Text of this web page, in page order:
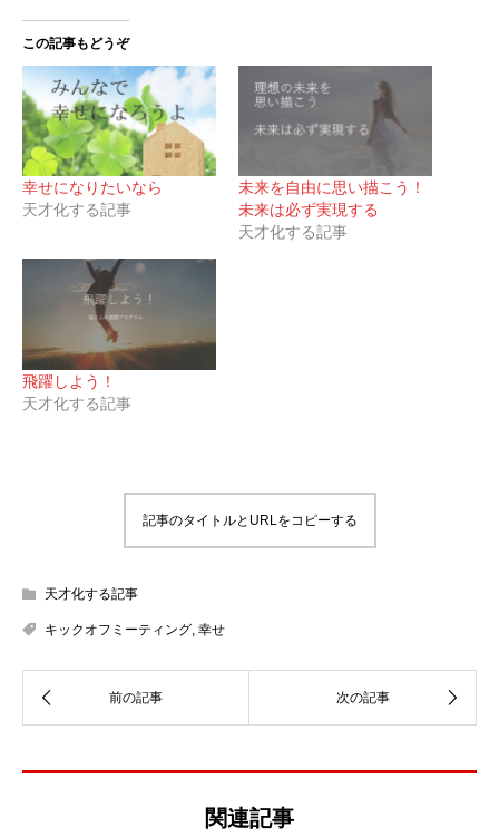
この記事もどうぞ
幸せになりたいなら
天才化する記事
未来を自由に思い描こう！
未来は必ず実現する
天才化する記事
飛躍しよう！
天才化する記事
記事のタイトルとURLをコピーする
天才化する記事
キックオフミーティング, 幸せ
関連記事